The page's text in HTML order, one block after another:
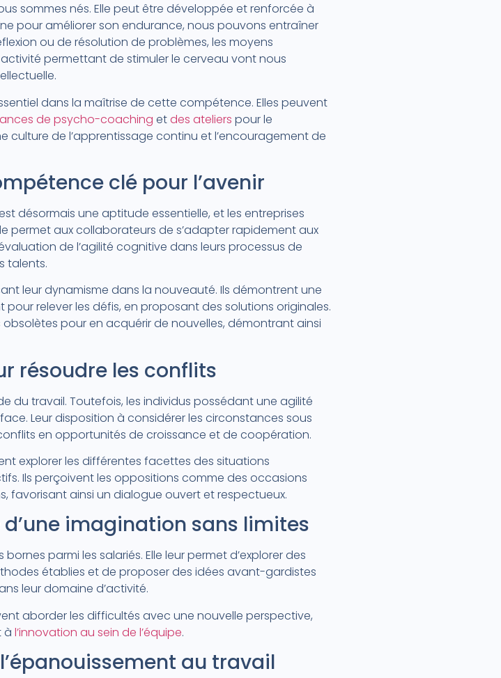
sommes nés. Elle peut être développée et renforcée à
pour améliorer son endurance, nous pouvons entraîner
ou de résolution de problèmes, les moyens
permettant de stimuler le cerveau vont nous
dans la maîtrise de cette compétence. Elles peuvent
de psycho-coaching etdes ateliers pour le
culture de l’apprentissage continu et l’encouragement de
clé pour l’avenir
désormais une aptitude essentielle, et les entreprises
permet aux collaborateurs de s’adapter rapidement aux
de l’agilité cognitive dans leurs processus de
talents.
leur dynamisme dans la nouveauté. Ils démontrent une
relever les défis, en proposant des solutions originales.
pour en acquérir de nouvelles, démontrant ainsi
résoudre les conflits
du travail. Toutefois, les individus possédant une agilité
Leur disposition à considérer les circonstances sous
en opportunités de croissance et de coopération.
explorer les différentes facettes des situations
Ils perçoivent les oppositions comme des occasions
favorisant ainsi un dialogue ouvert et respectueux.
d’une imagination sans limites
parmi les salariés. Elle leur permet d’explorer des
établies et de proposer des idées avant-gardistes
leur domaine d’activité.
aborder les difficultés avec une nouvelle perspective,
à l’innovation au sein de l’équipe.
au travail